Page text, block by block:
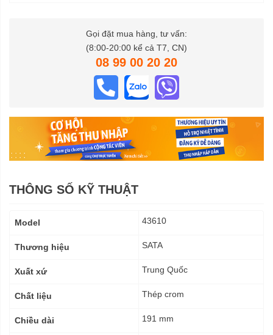
Gọi đặt mua hàng, tư vấn:
(8:00-20:00 kể cả T7, CN)
08 99 00 20 20
THÔNG SỐ KỸ THUẬT
kỹ
Model 43610
Thương hiệu SATA
Xuất xứ Trung Quốc
Chất liệu Thép crom
Chiều dài 191 mm